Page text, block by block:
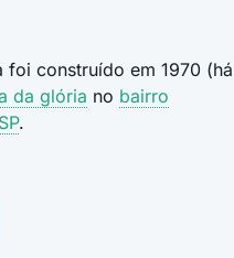
construído em 1970 (há
da glória no bairro
.